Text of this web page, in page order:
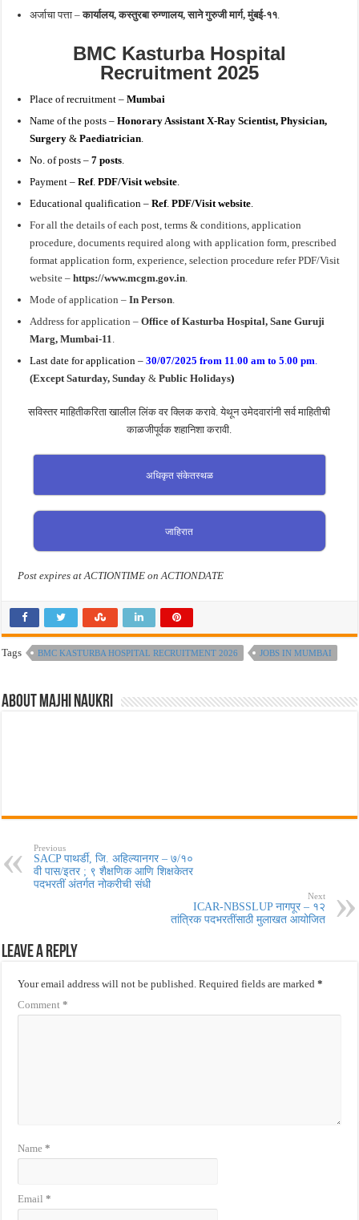
अर्जाचा पत्ता – कार्यालय, कस्तुरबा रुग्णालय, साने गुरुजी मार्ग, मुंबई-११
BMC Kasturba Hospital
Recruitment 2025
Place of recruitment – Mumbai
Name of the posts –Honorary Assistant X-Ray Scientist, Physician,
Surgery&Paediatrician
No. of posts –7 posts
Payment –Ref. PDF/Visit website
Educational qualification –Ref. PDF/Visit website
For all the details of each post, terms & conditions, application
procedure, documents required along with application form, prescribed
format application form, experience, selection procedure refer PDF/Visit
website –https://www.mcgm.gov.in
Mode of application –In Person
Address for application –Office of Kasturba Hospital, Sane Guruji
Marg, Mumbai-11
Last date for application –30/07/2025 from 11 .00 am to 5 .00 pm
(Except Saturday, Sunday& Public Holidays)
सविस्तर माहितीकरिता खालील लिंक वर क्लिक करावे. येथून उमेदवारांनी सर्व माहितीची
काळजीपूर्वक शहानिशा करावी.
अधिकृत संकेतस्थळ
जाहिरात
Post expires at ACTIONTIME on ACTIONDATE
Tags BMC KASTURBA HOSPITAL RECRUITMENT 2026 JOBS IN MUMBAI
About Majhi Naukri
Previous
SACP पाथर्डी, जि. अहिल्यानगर – ७/१०
वी पास/इतर ; ९ शैक्षणिक आणि शिक्षकेतर
पदभरतीं अंतर्गत नोकरीची संधी
Next
ICAR-NBSSLUP नागपूर – १२
तांत्रिक पदभरतींसाठी मुलाखत आयोजित
Leave a Reply
Your email address will not be published. Required fields are marked*
Comment*
Name*
Email*